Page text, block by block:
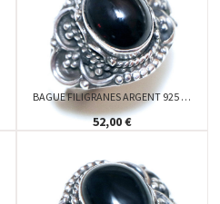
BAGUE FILIGRANES ARGENT 925 …
52,00 €